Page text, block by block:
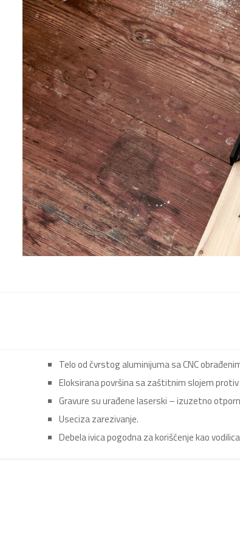
Telo od čvrstog aluminijuma sa CNC
Eloksirana površina sa zaštitnim slojem protiv
Gravure su urađene laserski – izuzetno
Useciza zarezivanje.
Debela ivica pogodna za korišćenje kao